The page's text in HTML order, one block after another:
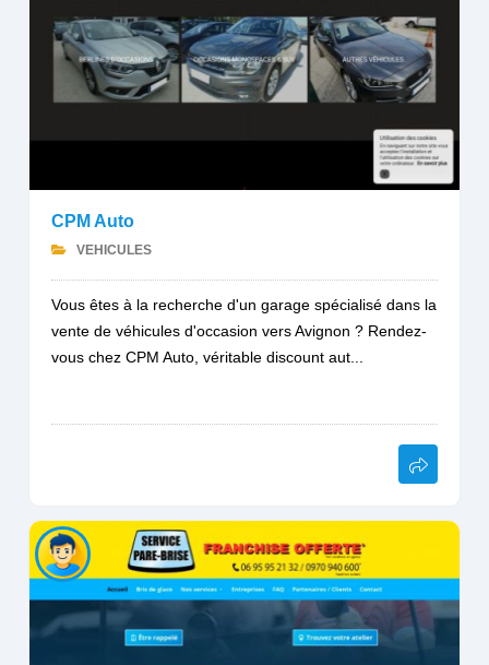
CPM Auto
VEHICULES
Vous êtes à la recherche d'un garage spécialisé dans la
vente de véhicules d'occasion vers Avignon ? Rendez-
vous chez CPM Auto, véritable discount aut...